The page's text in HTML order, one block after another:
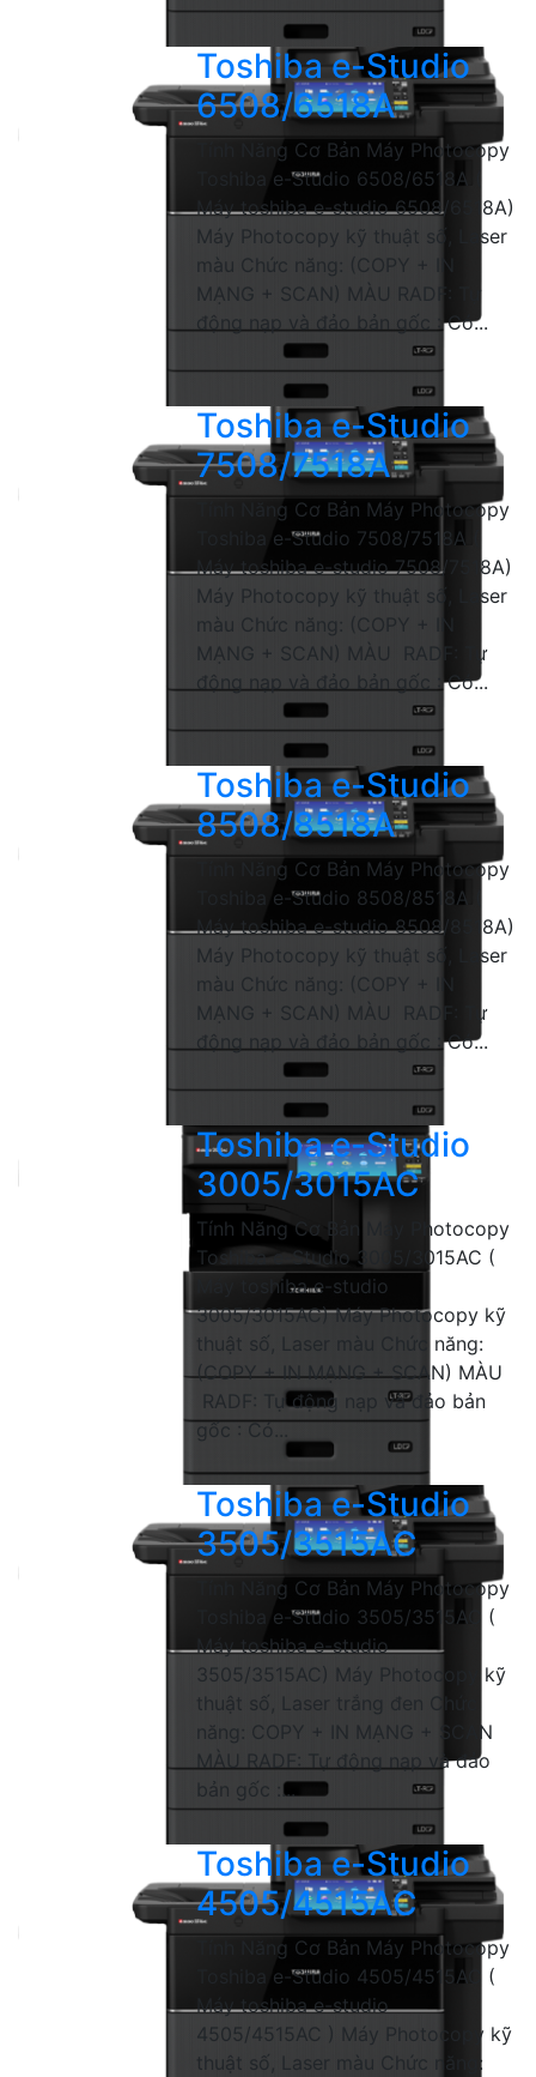
Toshiba e-Studio
6508/6518A
Tính Năng Cơ Bản Máy Photocopy
Toshiba e-Studio 6508/6518A (
Máy toshiba e-studio 6508/6518A)
Máy Photocopy kỹ thuật số, Laser
màu Chức năng: (COPY + IN
MẠNG + SCAN) MÀU RADF: Tự
động nạp và đảo bản gốc : Có...
Toshiba e-Studio
7508/7518A
Tính Năng Cơ Bản Máy Photocopy
Toshiba e-Studio 7508/7518A (
Máy toshiba e-studio 7508/7518A)
Máy Photocopy kỹ thuật số, Laser
màu Chức năng: (COPY + IN
MẠNG + SCAN) MÀU RADF: Tự
động nạp và đảo bản gốc : Có...
Toshiba e-Studio
8508/8518A
Tính Năng Cơ Bản Máy Photocopy
Toshiba e-Studio 8508/8518A (
Máy toshiba e-studio 8508/8518A)
Máy Photocopy kỹ thuật số, Laser
màu Chức năng: (COPY + IN
MẠNG + SCAN) MÀU RADF: Tự
động nạp và đảo bản gốc : Có...
Toshiba e-Studio
3005/3015AC
Tính Năng Cơ Bản Máy Photocopy
Toshiba e-Studio 3005/3015AC (
Máy toshiba e-studio
3005/3015AC) Máy Photocopy kỹ
thuật số, Laser màu Chức năng:
(COPY + IN MẠNG + SCAN) MÀU
RADF: Tự động nạp và đảo bản
gốc : Có...
Toshiba e-Studio
3505/3515AC
Tính Năng Cơ Bản Máy Photocopy
Toshiba e-Studio 3505/3515AC (
Máy toshiba e-studio
3505/3515AC) Máy Photocopy kỹ
thuật số, Laser trắng đen Chức
năng: COPY + IN MẠNG + SCAN
MÀU RADF: Tự động nạp và đảo
bản gốc :...
Toshiba e-Studio
4505/4515AC
Tính Năng Cơ Bản Máy Photocopy
Toshiba e-Studio 4505/4515AC (
Máy toshiba e-studio
4505/4515AC ) Máy Photocopy kỹ
thuật số, Laser màu Chức năng: